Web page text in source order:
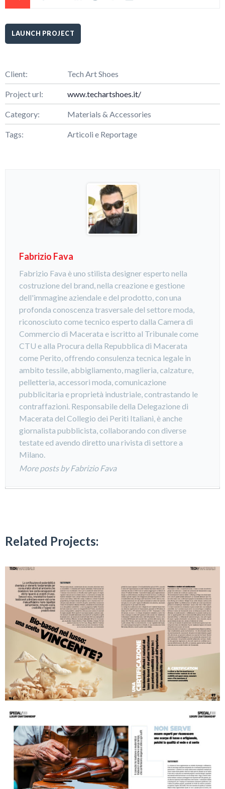
LAUNCH PROJECT
Client: Tech Art Shoes
Project url: www.techartshoes.it/
Category: Materials & Accessories
Tags: Articoli e Reportage
Fabrizio Fava
Fabrizio Fava è uno stilista designer esperto nella
costruzione del brand, nella creazione e gestione
dell'immagine aziendale e del prodotto, con una
profonda conoscenza trasversale del settore moda,
riconosciuto come tecnico esperto dalla Camera di
Commercio di Macerata e iscritto al Tribunale come
CTU e alla Procura della Repubblica di Macerata
come Perito, offrendo consulenza tecnica legale in
ambito tessile, abbigliamento, maglieria, calzature,
pelletteria, accessori moda, comunicazione
pubblicitaria e proprietà industriale, contrastando le
contraffazioni. Responsabile della Delegazione di
Macerata del Collegio dei Periti Italiani, è anche
giornalista pubblicista, collaborando con diverse
testate ed avendo diretto una rivista di settore a
Milano.
More posts by Fabrizio Fava
Related Projects: